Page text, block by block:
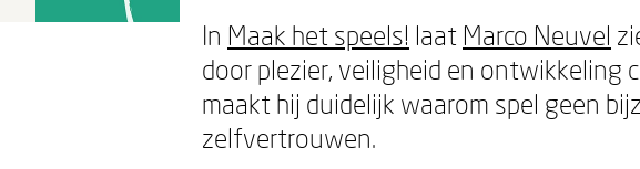
In Maak het speels! laat Marco Neuvel
door plezier, veiligheid en ontwikkeling
maakt hij duidelijk waarom spel geen
zelfvertrouwen.